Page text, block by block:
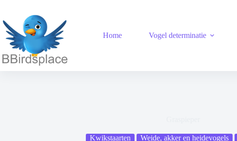
de
inhoud
Home Vogel determinatie
Kwikstaarten Weide, akker en heidevogels